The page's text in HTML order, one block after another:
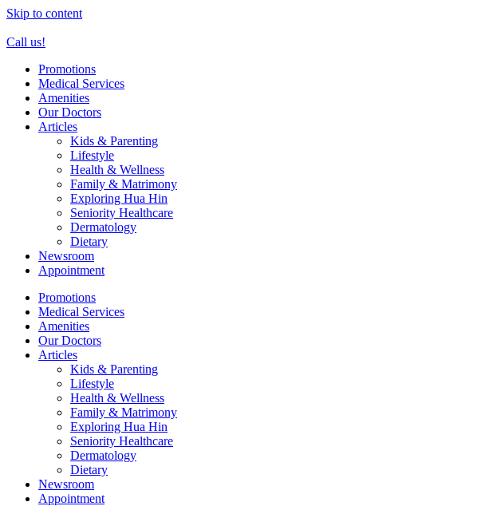
Skip to content
Call us!
Promotions
Medical Services
Amenities
Our Doctors
Articles
Kids & Parenting
Lifestyle
Health & Wellness
Family & Matrimony
Exploring Hua Hin
Seniority Healthcare
Dermatology
Dietary
Newsroom
Appointment
Promotions
Medical Services
Amenities
Our Doctors
Articles
Kids & Parenting
Lifestyle
Health & Wellness
Family & Matrimony
Exploring Hua Hin
Seniority Healthcare
Dermatology
Dietary
Newsroom
Appointment